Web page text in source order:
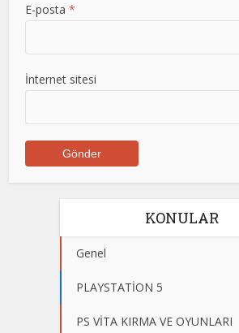
E-posta*
İnternet sitesi
KONULAR
Genel
PLAYSTATİON 5
PS VİTA KIRMA VE OYUNLARI